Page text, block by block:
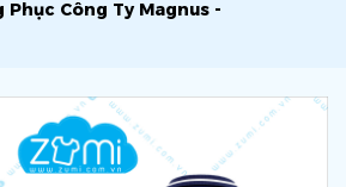
Phục Công Ty Magnus -